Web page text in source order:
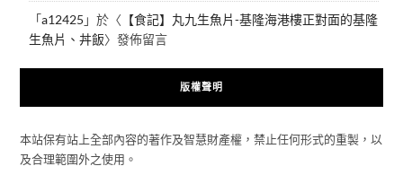
「a12425 」於〈 【食記】丸九生魚片-基隆海港樓正對面的基隆
生魚片、丼飯〉發佈留言
版權聲明
本站保有站上全部內容的著作及智慧財產權，禁止任何形式的重製，以
及合理範圍外之使用。